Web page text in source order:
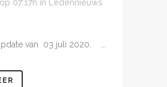
07:17h in
Ledennieuws
van 03 juli 2020. ...